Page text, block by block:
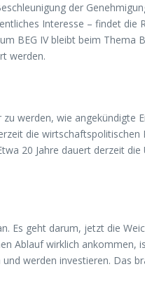
der
Interesse – findet die
BEG IV bleibt beim Thema
werden.
werden, wie angekündigte
die
20 Jahre dauert derzeit
Es geht darum, jetzt die
Ablauf wirklich
werden investieren.